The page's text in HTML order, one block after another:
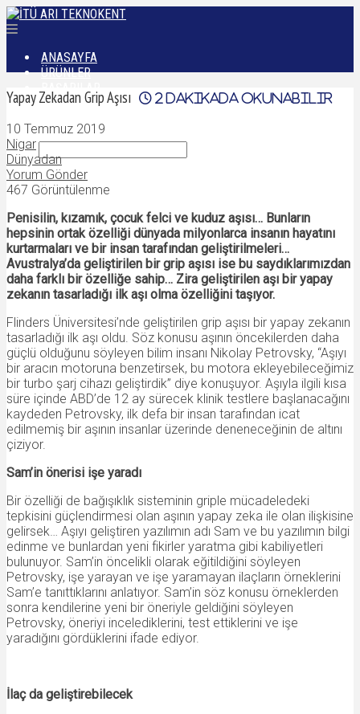
ANASAYFA
ÜRÜNLER
BAŞARILAR
DÜNYADAN
Yapay Zekadan Grip Aşısı 2 dakikada okunabilir
10 Temmuz 2019
Nigar
Dünyadan
Yorum Gönder
467 Görüntülenme
Penisilin, kızamık, çocuk felci ve kuduz aşısı… Bunların
hepsinin ortak özelliği dünyada milyonlarca insanın hayatını
kurtarmaları ve bir insan tarafından geliştirilmeleri…
Avustralya’da geliştirilen bir grip aşısı ise bu saydıklarımızdan
daha farklı bir özelliğe sahip… Zira geliştirilen aşı bir yapay
zekanın tasarladığı ilk aşı olma özelliğini taşıyor.
Flinders Üniversitesi’nde geliştirilen grip aşısı bir yapay zekanın
tasarladığı ilk aşı oldu. Söz konusu aşının öncekilerden daha
güçlü olduğunu söyleyen bilim insanı Nikolay Petrovsky, “Aşıyı
bir aracın motoruna benzetirsek, bu motora ekleyebileceğimiz
bir turbo şarj cihazı geliştirdik” diye konuşuyor. Aşıyla ilgili kısa
süre içinde ABD’de 12 ay sürecek klinik testlere başlanacağını
kaydeden Petrovsky, ilk defa bir insan tarafından icat
edilmemiş bir aşının insanlar üzerinde deneneceğinin de altını
çiziyor.
Sam’in önerisi işe yaradı
Bir özelliği de bağışıklık sisteminin griple mücadeledeki
tepkisini güçlendirmesi olan aşının yapay zeka ile olan ilişkisine
gelirsek… Aşıyı geliştiren yazılımın adı Sam ve bu yazılımın bilgi
edinme ve bunlardan yeni fikirler yaratma gibi kabiliyetleri
bulunuyor. Sam’in öncelikli olarak eğitildiğini söyleyen
Petrovsky, işe yarayan ve işe yaramayan ilaçların örneklerini
Sam’e tanıttıklarını anlatıyor. Sam’in söz konusu örneklerden
sonra kendilerine yeni bir öneriyle geldiğini söyleyen
Petrovsky, öneriyi incelediklerini, test ettiklerini ve işe
yaradığını gördüklerini ifade ediyor.
İlaç da geliştirebilecek